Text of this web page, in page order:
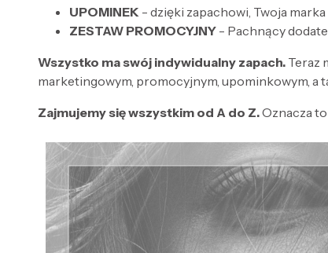
UPOMINEK - dzięki zapachowi, Twoja
ZESTAW PROMOCYJNY - Pachnący
Wszystko ma swój indywidualny zapach. Teraz
marketingowym, promocyjnym, upominkowym, a
Zajmujemy się wszystkim od A do Z.Oznacza